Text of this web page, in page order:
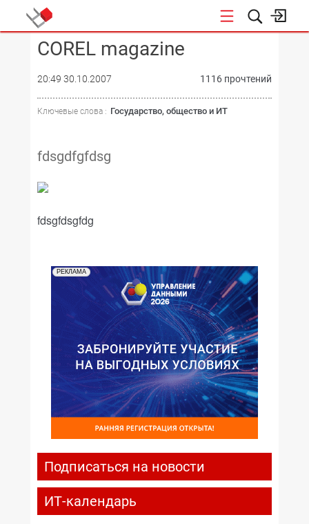
КОНФЕРЕНЦИИ
COREL magazine
20:49 30.10.2007 1116 прочтений
Ключевые слова : Государство, общество и ИТ
fdsgdfgfdsg
fdsgfdsgfdg
РЕКЛАМА
Подписаться на новости
ИТ-календарь